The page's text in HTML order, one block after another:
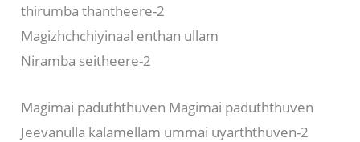
thirumba thantheere-2
Magizhchchiyinaal enthan ullam
Niramba seitheere-2
Magimai paduththuven Magimai paduththuven
Jeevanulla kalamellam ummai uyarththuven-2